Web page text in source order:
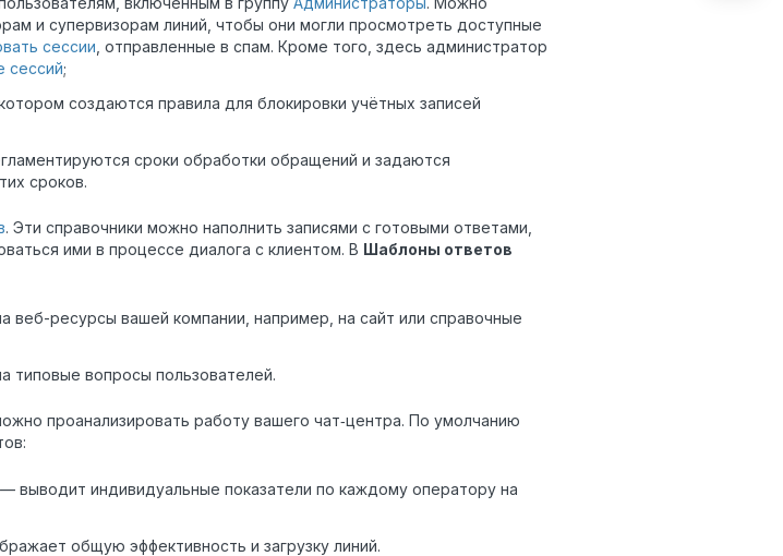
и супервизорам линий, чтобы они могли просмотреть доступные
сессии , отправленные в спам. Кроме того, здесь администратор
сессий;
котором создаются правила для блокировки учётных записей
сроки обработки обращений и задаются
сроков.
. Эти справочники можно наполнить записями с готовыми ответами,
ими в процессе диалога с клиентом. В Шаблоны ответов
веб-ресурсы вашей компании, например, на сайт или справочные
типовые вопросы пользователей.
проанализировать работу вашего чат‑центра. По умолчанию
— выводит индивидуальные показатели по каждому оператору на
общую эффективность и загрузку линий.